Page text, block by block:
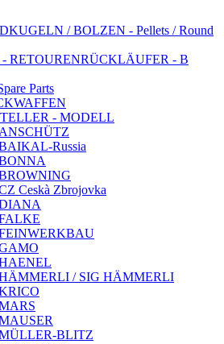
/ BOLZEN - Pellets / Round
RETOURENRÜCKLÄUFER - B
Parts
- MODELL
Russia
Ceskà Zbrojovka
/ SIG HÄMMERLI
BLITZ